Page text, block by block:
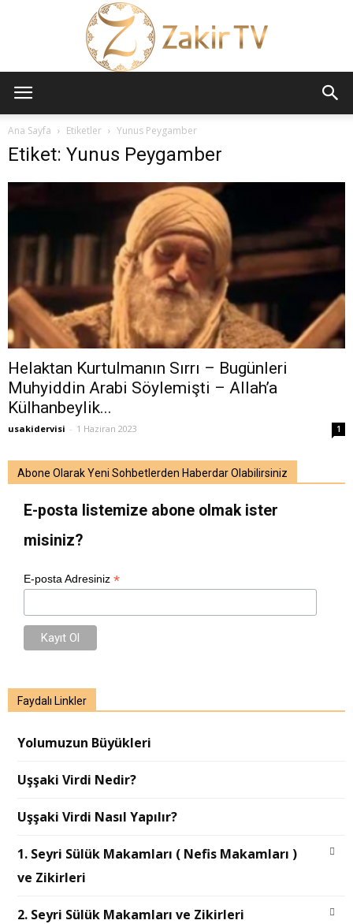
Ana Sayfa Etiketler Yunus Peygamber
Etiket: Yunus Peygamber
Helaktan Kurtulmanın Sırrı – Bugünleri
Muhyiddin Arabi Söylemişti – Allah’a
Külhanbeylik...
usakidervisi - 1 Haziran 2023 1
Abone Olarak Yeni Sohbetlerden Haberdar Olabilirsiniz
E-posta listemize abone olmak ister
misiniz?
E-posta Adresiniz *
Faydalı Linkler
Yolumuzun Büyükleri
Uşşaki Virdi Nedir?
Uşşaki Virdi Nasıl Yapılır?
1. Seyri Sülük Makamları ( Nefis Makamları )
ve Zikirleri
2. Seyri Sülük Makamları ve Zikirleri